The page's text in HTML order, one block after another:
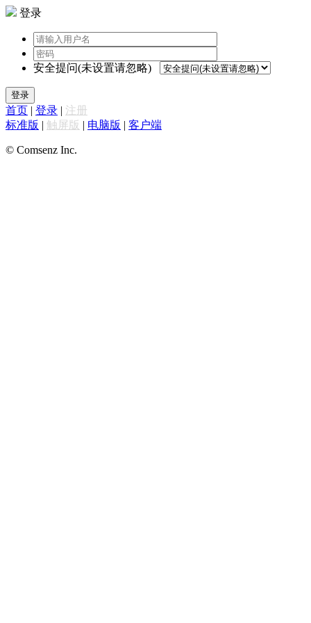
登录
安全提问(未设置请忽略)
登录
首页 | 登录 | 注册
标准版 | 触屏版 | 电脑版 | 客户端
© Comsenz Inc.